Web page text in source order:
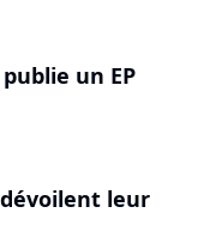
un EP
leur